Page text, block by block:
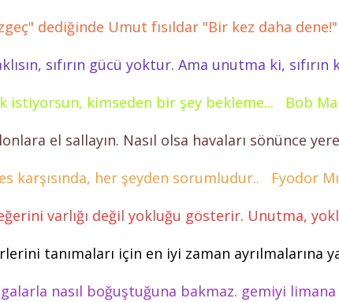
dediğinde Umut fısıldar "Bir kez daha dene!"
sıfırın gücü yoktur. Ama unutma ki,
kimseden bir şey bekleme... Bob
el sallayın. Nasıl olsa havaları sönünce
karşısında, her şeyden sorumludur.. Fyodor
varlığı değil yokluğu gösterir. Unutma,
tanımaları için en iyi zaman ayrılmalarına
nasıl boğuştuğuna bakmaz. gemiyi